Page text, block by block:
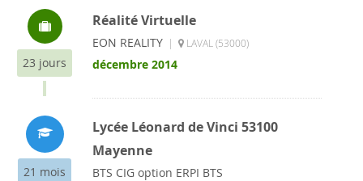
23 jours
Réalité Virtuelle
EON REALITY | LAVAL (53000)
décembre 2014
21 mois
Lycée Léonard de Vinci 53100
Mayenne
BTS CIG option ERPI BTS